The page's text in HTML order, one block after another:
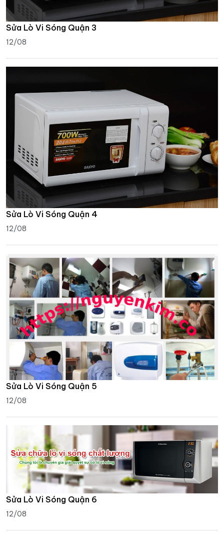
Sửa Lò Vi Sóng Quận 3
12/08
Sửa Lò Vi Sóng Quận 4
12/08
Sửa Lò Vi Sóng Quận 5
12/08
Sửa Lò Vi Sóng Quận 6
12/08